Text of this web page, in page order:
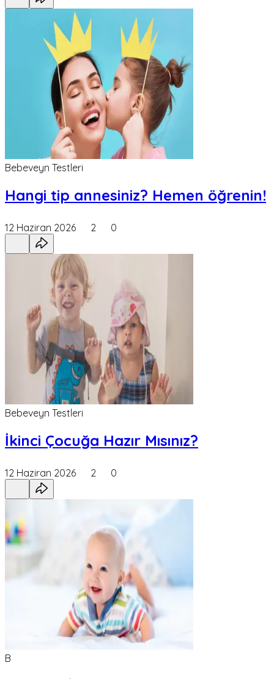
Bebeveyn Testleri
Hangi tip annesiniz? Hemen öğrenin!
12 Haziran 2026 2 0
Bebeveyn Testleri
İkinci Çocuğa Hazır Mısınız?
12 Haziran 2026 2 0
B